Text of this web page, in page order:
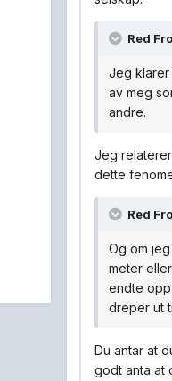
Red
Jeg klarer
av meg
andre.
Jeg
dette
Red
Og om
meter
endte
dreper ut
Du antar at
godt anta at